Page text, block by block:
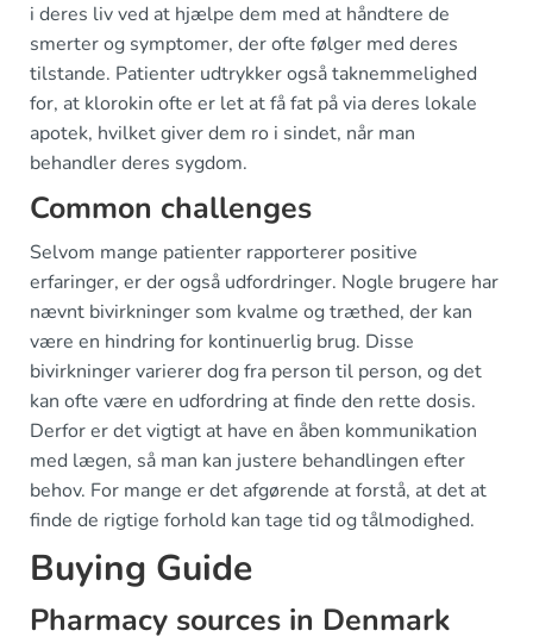
i deres liv ved at hjælpe dem med at håndtere de
smerter og symptomer, der ofte følger med deres
tilstande. Patienter udtrykker også taknemmelighed
for, at klorokin ofte er let at få fat på via deres lokale
apotek, hvilket giver dem ro i sindet, når man
behandler deres sygdom.
Common challenges
Selvom mange patienter rapporterer positive
erfaringer, er der også udfordringer. Nogle brugere har
nævnt bivirkninger som kvalme og træthed, der kan
være en hindring for kontinuerlig brug. Disse
bivirkninger varierer dog fra person til person, og det
kan ofte være en udfordring at finde den rette dosis.
Derfor er det vigtigt at have en åben kommunikation
med lægen, så man kan justere behandlingen efter
behov. For mange er det afgørende at forstå, at det at
finde de rigtige forhold kan tage tid og tålmodighed.
Buying Guide
Pharmacy sources in Denmark